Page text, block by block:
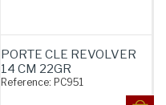
PORTE CLE REVOLVER
14 CM 22GR
Reference: PC951